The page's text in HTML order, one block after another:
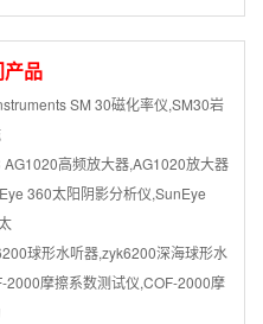
品
SM 30磁化率仪,SM30岩
AG1020高频放大器,AG1020放大器
360太阳阴影分析仪,SunEye
球形水听器,zyk6200深海球形水
2000摩擦系数测试仪,COF-2000摩